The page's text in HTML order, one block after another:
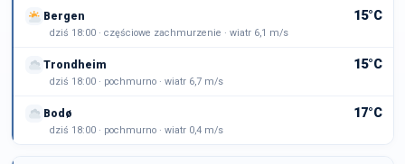
Bergen 15°C
dziś 18:00 · częściowe zachmurzenie · wiatr 6,1 m/s
Trondheim 15°C
dziś 18:00 · pochmurno · wiatr 6,7 m/s
Bodø 17°C
dziś 18:00 · pochmurno · wiatr 0,4 m/s